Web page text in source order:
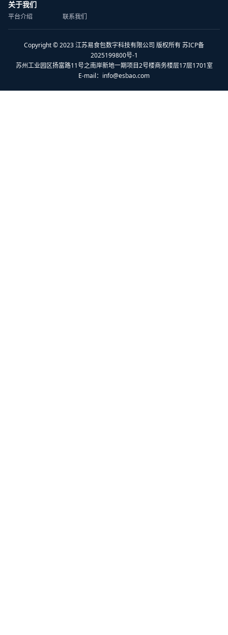
关于我们
平台介绍 联系我们
Copyright © 2023 江苏易食包数字科技有限公司 版权所有 苏ICP备
2025199800号-1
苏州工业园区扬富路11号之南岸新地一期项目2号楼商务楼层17层1701室
E-mail： info@esbao.com